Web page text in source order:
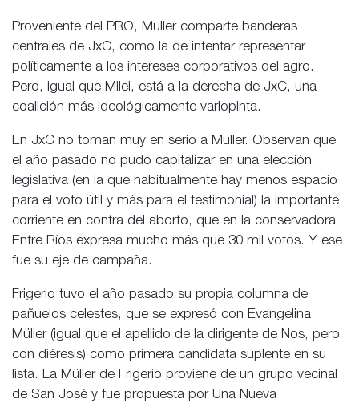
Proveniente del PRO, Muller comparte banderas
centrales de JxC, como la de intentar representar
políticamente a los intereses corporativos del agro.
Pero, igual que Milei, está a la derecha de JxC, una
coalición más ideológicamente variopinta.
En JxC no toman muy en serio a Muller. Observan que
el año pasado no pudo capitalizar en una elección
legislativa (en la que habitualmente hay menos espacio
para el voto útil y más para el testimonial) la importante
corriente en contra del aborto, que en la conservadora
Entre Ríos expresa mucho más que 30 mil votos. Y ese
fue su eje de campaña.
Frigerio tuvo el año pasado su propia columna de
pañuelos celestes, que se expresó con Evangelina
Müller (igual que el apellido de la dirigente de Nos, pero
con diéresis) como primera candidata suplente en su
lista. La Müller de Frigerio proviene de un grupo vecinal
de San José y fue propuesta por Una Nueva